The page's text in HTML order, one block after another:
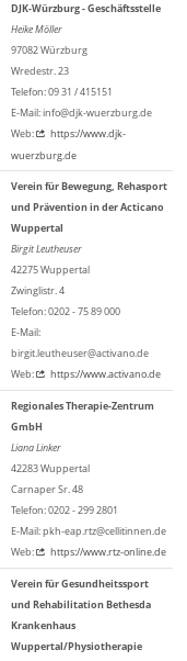
DJK-Würzburg - Geschäftsstelle
Heike Möller
97082 Würzburg
Wredestr. 23
Telefon: 09 31 / 415151
E-Mail: info@djk-wuerzburg.de
Web:
https://www.djk-
wuerzburg.de
Verein für Bewegung, Rehasport
und Prävention in der Acticano
Wuppertal
Birgit Leutheuser
42275 Wuppertal
Zwinglistr. 4
Telefon: 0202 - 75 89 000
E-Mail:
birgit.leutheuser@activano.de
Web:
https://www.activano.de
Regionales Therapie-Zentrum
GmbH
Liana Linker
42283 Wuppertal
Carnaper Sr. 48
Telefon: 0202 - 299 2801
E-Mail: pkh-eap.rtz@cellitinnen.de
Web:
https://www.rtz-online.de
Verein für Gesundheitssport
und Rehabilitation Bethesda
Krankenhaus
Wuppertal/Physiotherapie